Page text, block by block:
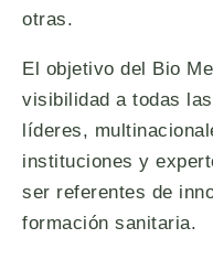
otras.
El objetivo del Bio
visibilidad a todas
líderes,
instituciones y
ser referentes de
formación sanitaria.